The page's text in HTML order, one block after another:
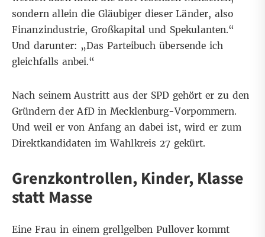
sondern allein die Gläubiger dieser Länder, also
Finanzindustrie, Großkapital und Spekulanten.“
Und darunter: „Das Parteibuch übersende ich
gleichfalls anbei.“
Nach seinem Austritt aus der SPD gehört er zu den
Gründern der AfD in Mecklenburg-Vorpommern.
Und weil er von Anfang an dabei ist, wird er zum
Direktkandidaten im Wahlkreis 27 gekürt.
Grenzkontrollen, Kinder, Klasse
statt Masse
Eine Frau in einem grellgelben Pullover kommt